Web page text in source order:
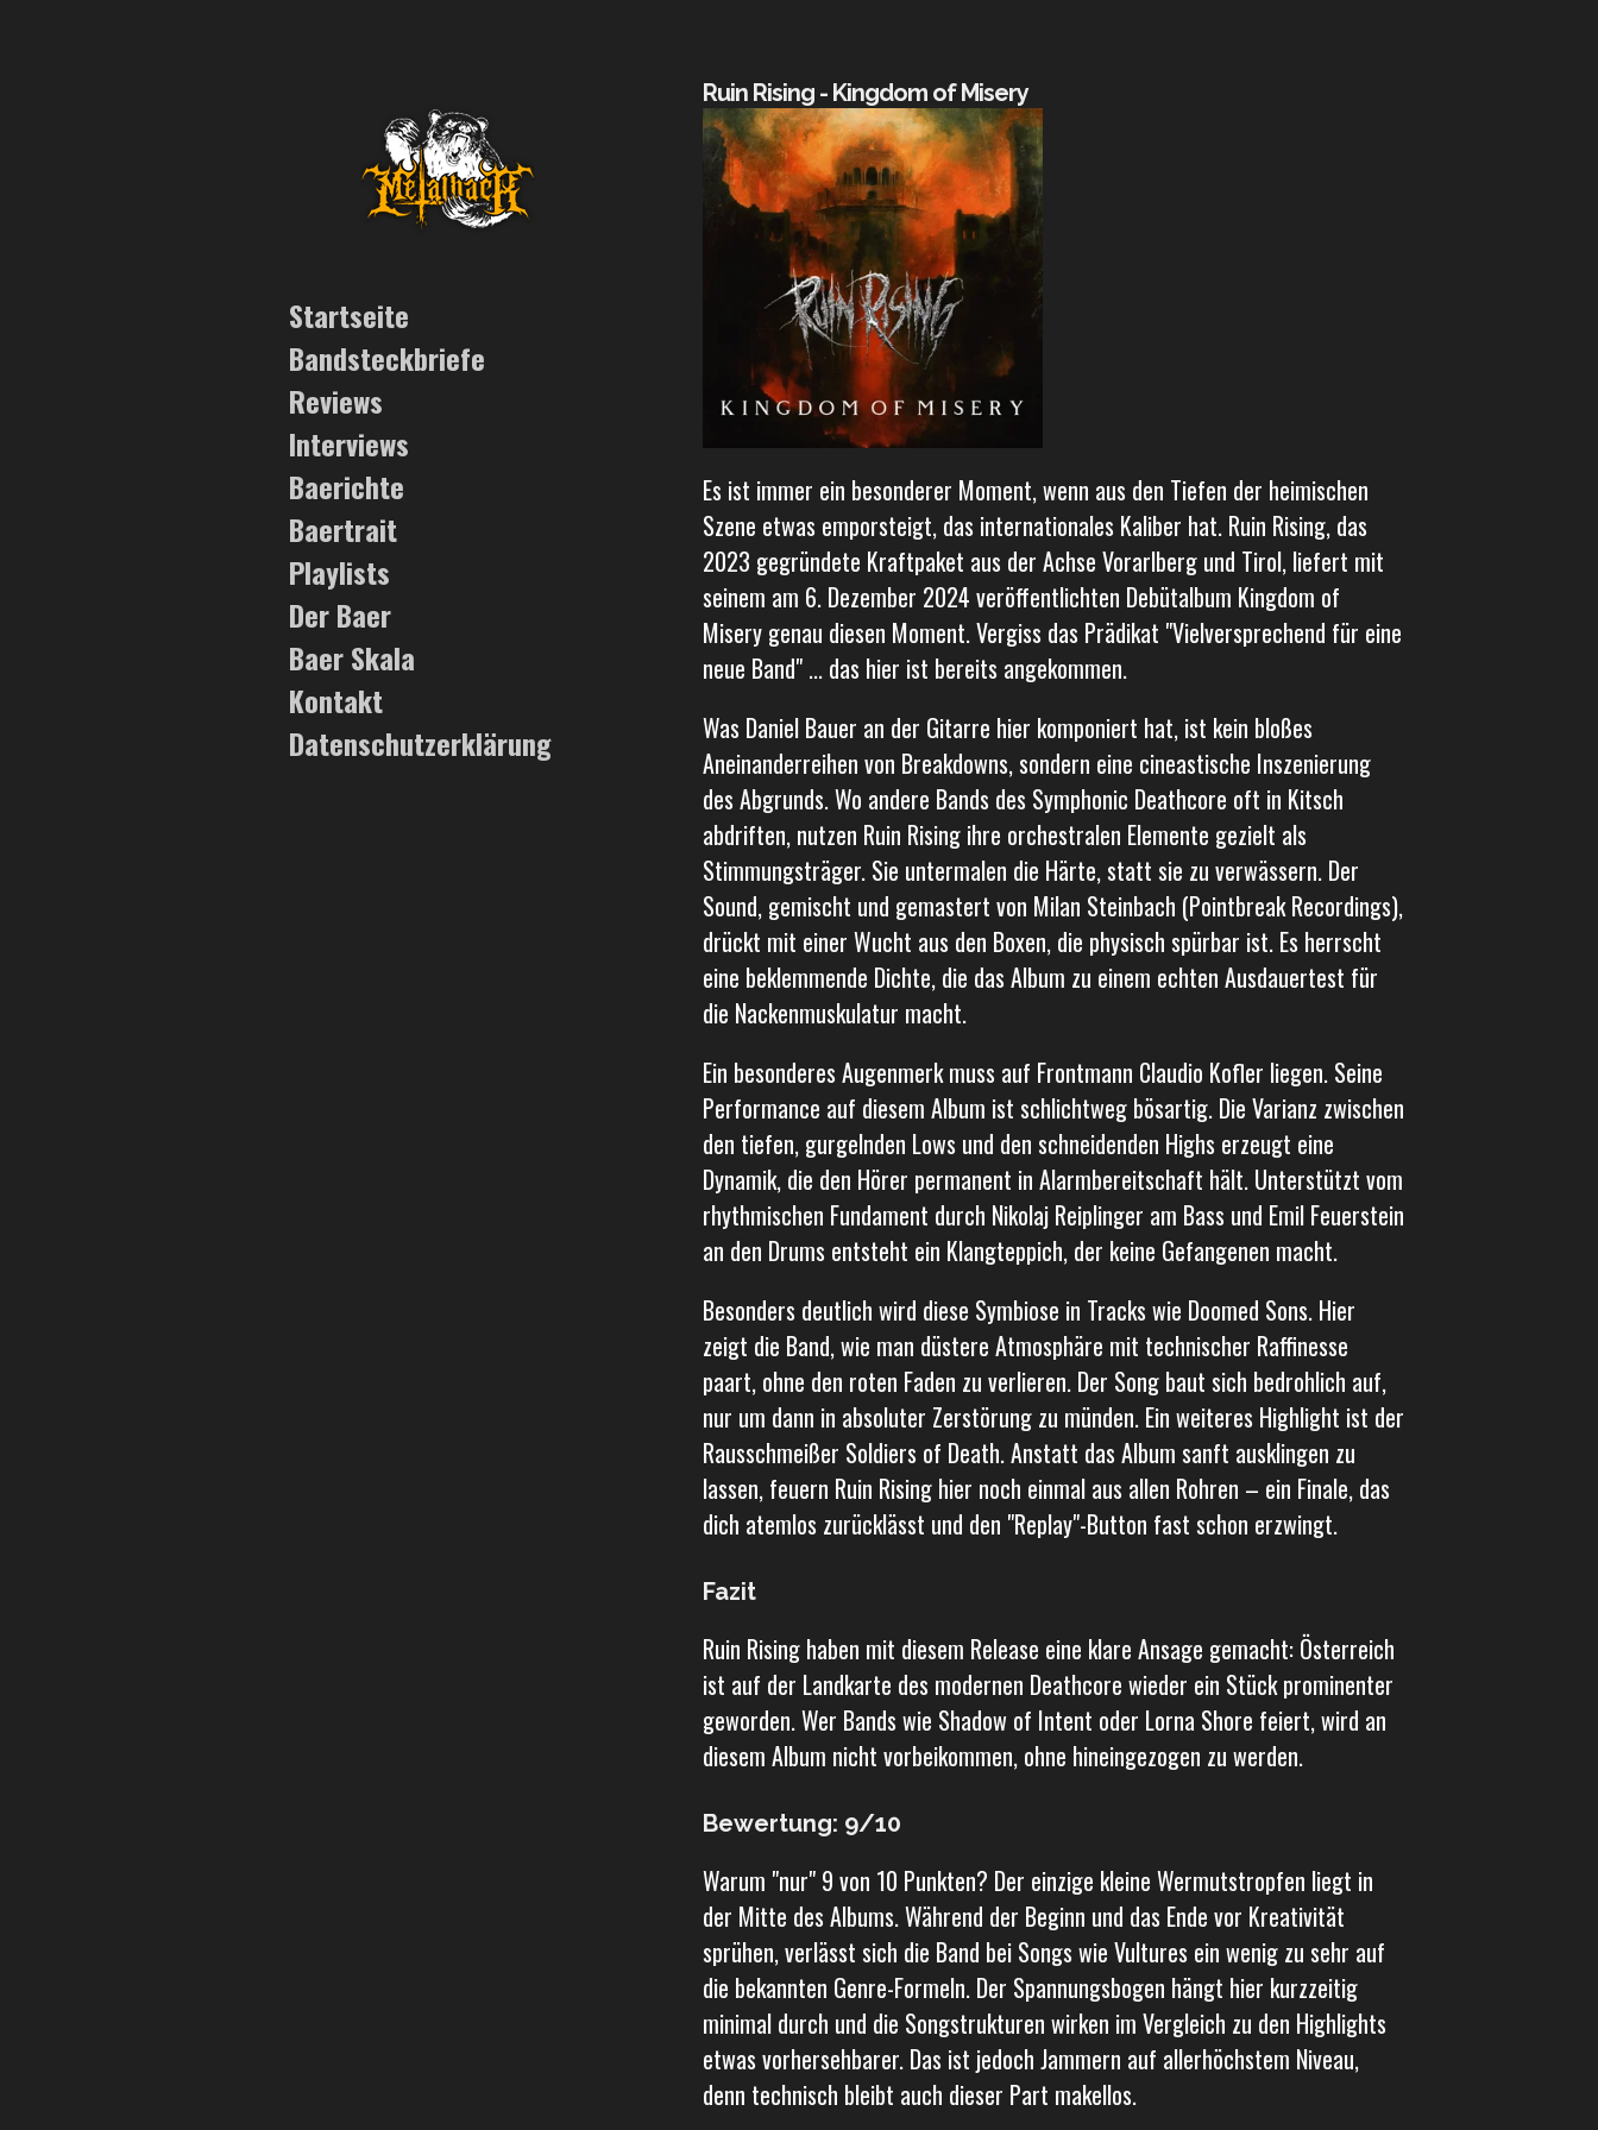
Ruin Rising - Kingdom of Misery
​Es ist immer ein besonderer Moment, wenn aus den Tiefen der heimischen
Szene etwas emporsteigt, das internationales Kaliber hat. Ruin Rising, das
2023 gegründete Kraftpaket aus der Achse Vorarlberg und Tirol, liefert mit
seinem am 6. Dezember 2024 veröffentlichten Debütalbum Kingdom of
Misery genau diesen Moment. Vergiss das Prädikat "Vielversprechend für eine
neue Band" ... das hier ist bereits angekommen.
​Was Daniel Bauer an der Gitarre hier komponiert hat, ist kein bloßes
Aneinanderreihen von Breakdowns, sondern eine cineastische Inszenierung
des Abgrunds. Wo andere Bands des Symphonic Deathcore oft in Kitsch
abdriften, nutzen Ruin Rising ihre orchestralen Elemente gezielt als
Stimmungsträger. Sie untermalen die Härte, statt sie zu verwässern. Der
Sound, gemischt und gemastert von Milan Steinbach (Pointbreak Recordings),
drückt mit einer Wucht aus den Boxen, die physisch spürbar ist. Es herrscht
eine beklemmende Dichte, die das Album zu einem echten Ausdauertest für
die Nackenmuskulatur macht.
​Ein besonderes Augenmerk muss auf Frontmann Claudio Kofler liegen. Seine
Performance auf diesem Album ist schlichtweg bösartig. Die Varianz zwischen
den tiefen, gurgelnden Lows und den schneidenden Highs erzeugt eine
Dynamik, die den Hörer permanent in Alarmbereitschaft hält. Unterstützt vom
rhythmischen Fundament durch Nikolaj Reiplinger am Bass und Emil Feuerstein
an den Drums entsteht ein Klangteppich, der keine Gefangenen macht.
​Besonders deutlich wird diese Symbiose in Tracks wie Doomed Sons. Hier
zeigt die Band, wie man düstere Atmosphäre mit technischer Raffinesse
paart, ohne den roten Faden zu verlieren. Der Song baut sich bedrohlich auf,
nur um dann in absoluter Zerstörung zu münden. Ein weiteres Highlight ist der
Rausschmeißer Soldiers of Death. Anstatt das Album sanft ausklingen zu
lassen, feuern Ruin Rising hier noch einmal aus allen Rohren – ein Finale, das
dich atemlos zurücklässt und den "Replay"-Button fast schon erzwingt.
​Fazit
​Ruin Rising haben mit diesem Release eine klare Ansage gemacht: Österreich
ist auf der Landkarte des modernen Deathcore wieder ein Stück prominenter
geworden. Wer Bands wie Shadow of Intent oder Lorna Shore feiert, wird an
diesem Album nicht vorbeikommen, ohne hineingezogen zu werden.
​Bewertung: 9/10
​Warum "nur" 9 von 10 Punkten? Der einzige kleine Wermutstropfen liegt in
der Mitte des Albums. Während der Beginn und das Ende vor Kreativität
sprühen, verlässt sich die Band bei Songs wie Vultures ein wenig zu sehr auf
die bekannten Genre-Formeln. Der Spannungsbogen hängt hier kurzzeitig
minimal durch und die Songstrukturen wirken im Vergleich zu den Highlights
etwas vorhersehbarer. Das ist jedoch Jammern auf allerhöchstem Niveau,
denn technisch bleibt auch dieser Part makellos.
Startseite
Bandsteckbriefe
Reviews
Interviews
Baerichte
Baertrait
Playlists
Der Baer
Baer Skala
Kontakt
Datenschutzerklärung